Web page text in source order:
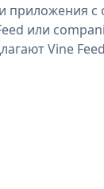
приложения с
или
Vine